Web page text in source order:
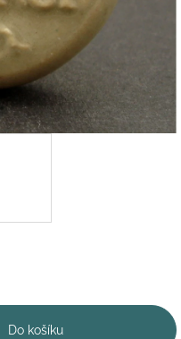
Do košíku